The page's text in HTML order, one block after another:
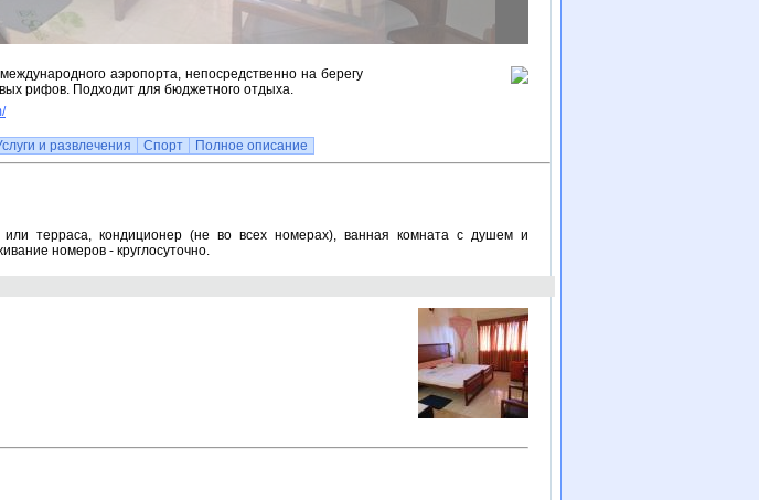
аэропорта, непосредственно на берегу
рифов. Подходит для бюджетного отдыха.
и развлечения Спорт Полное описание
или терраса, кондиционер (не во всех номерах), ванная комната с душем и
номеров - круглосуточно.